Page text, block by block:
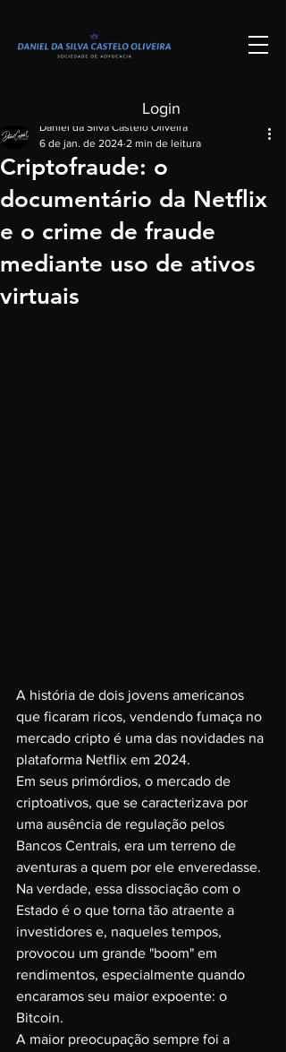
Login
Criptofraude: o
documentário da Netflix
e o crime de fraude
mediante uso de ativos
virtuais
Daniel da Silva Castelo Oliveira
6 de jan. de 2024 2 min de leitura
A história de dois jovens americanos
que ficaram ricos, vendendo fumaça no
mercado cripto é uma das novidades na
plataforma Netflix em 2024.
Em seus primórdios, o mercado de
criptoativos, que se caracterizava por
uma ausência de regulação pelos
Bancos Centrais, era um terreno de
aventuras a quem por ele enveredasse.
Na verdade, essa dissociação com o
Estado é o que torna tão atraente a
investidores e, naqueles tempos,
provocou um grande "boom" em
rendimentos, especialmente quando
encaramos seu maior expoente: o
Bitcoin.
A maior preocupação sempre foi a